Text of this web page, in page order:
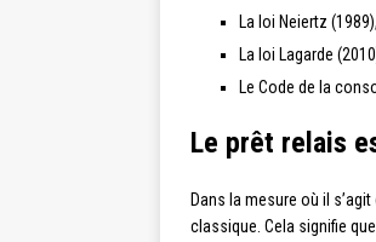
La loi Neiertz
La loi Lagarde
Le Code de la
Le prêt relais
Dans la mesure où il
classique. Cela signifie